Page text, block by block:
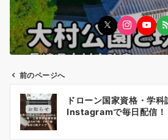
前のページへ
ドローン国家資格・学科
Instagramで毎日配信！